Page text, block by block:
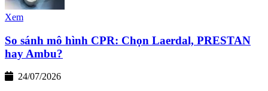
Xem
So sánh mô hình CPR: Chọn Laerdal, PRESTAN
hay Ambu?
24/07/2026